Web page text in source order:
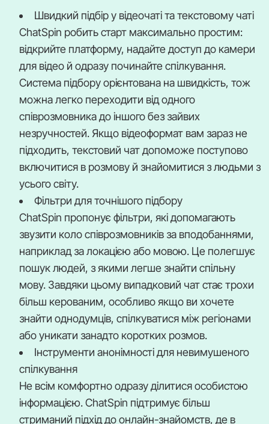
Швидкий підбір у відеочаті та текстовому чаті
ChatSpin робить старт максимально простим:
відкрийте платформу, надайте доступ до камери
для відео й одразу починайте спілкування.
Система підбору орієнтована на швидкість, тож
можна легко переходити від одного
співрозмовника до іншого без зайвих
незручностей. Якщо відеоформат вам зараз не
підходить, текстовий чат допоможе поступово
включитися в розмову й знайомитися з людьми з
усього світу.
Фільтри для точнішого підбору
ChatSpin пропонує фільтри, які допомагають
звузити коло співрозмовників за вподобаннями,
наприклад за локацією або мовою. Це полегшує
пошук людей, з якими легше знайти спільну
мову. Завдяки цьому випадковий чат стає трохи
більш керованим, особливо якщо ви хочете
знайти однодумців, спілкуватися між регіонами
або уникати занадто коротких розмов.
Інструменти анонімності для невимушеного
спілкування
Не всім комфортно одразу ділитися особистою
інформацією. ChatSpin підтримує більш
стриманий підхід до онлайн-знайомств, де в